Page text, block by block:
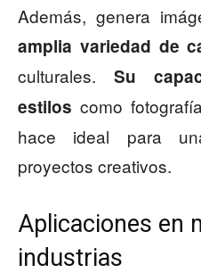
Además, genera
amplia variedad de
culturales. Su
estilos como
hace ideal para
proyectos creativos.
Aplicaciones en
industrias